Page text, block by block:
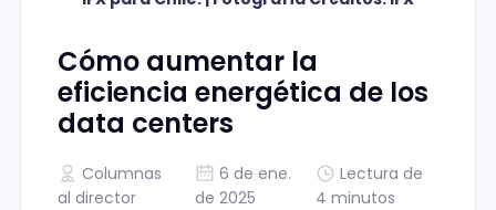
Cómo aumentar la
eficiencia energética de los
data centers
Columnas
al director
6 de ene.
de 2025
Lectura de
4 minutos